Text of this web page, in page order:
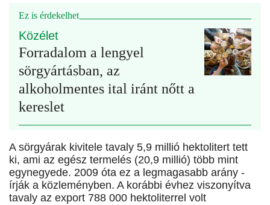
Ez is érdekelhet
Közélet
Forradalom a lengyel
sörgyártásban, az
alkoholmentes ital iránt nőtt a
kereslet
A sörgyárak kivitele tavaly 5,9 millió hektolitert tett
ki, ami az egész termelés (20,9 millió) több mint
egynegyede. 2009 óta ez a legmagasabb arány -
írják a közleményben. A korábbi évhez viszonyítva
tavaly az export 788 000 hektoliterrel volt